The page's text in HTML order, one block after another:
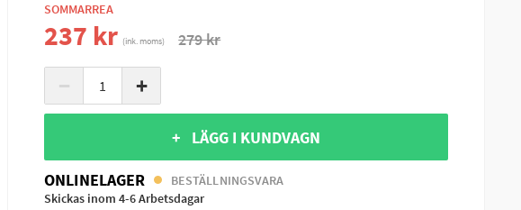
SOMMARREA
237 kr (ink. moms) 279 kr
− +
+ LÄGG I KUNDVAGN
ONLINELAGER
BESTÄLLNINGSVARA
Skickas inom 4-6 Arbetsdagar